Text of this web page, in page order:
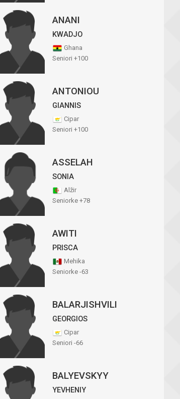
ANANI
KWADJO
Ghana
Seniori +100
ANTONIOU
GIANNIS
Cipar
Seniori +100
ASSELAH
SONIA
Alžir
Seniorke +78
AWITI
PRISCA
Mehika
Seniorke -63
BALARJISHVILI
GEORGIOS
Cipar
Seniori -66
BALYEVSKYY
YEVHENIY